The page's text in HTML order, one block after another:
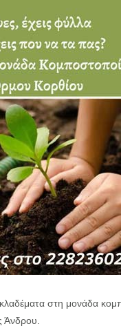
στη μονάδα
Άνδρου.